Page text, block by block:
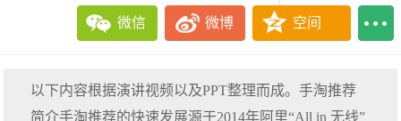
微信 微博 空间
以下内容根据演讲视频以及PPT整理而成。手淘推荐
简介手淘推荐的快速发展源于2014年阿里“All in 无线”